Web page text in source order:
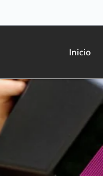
Inicio